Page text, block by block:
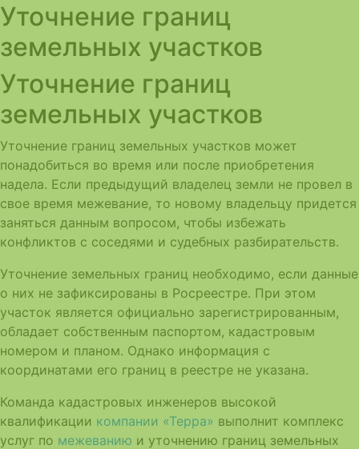
Уточнение границ
земельных участков
Уточнение границ
земельных участков
Уточнение границ земельных участков может
понадобиться во время или после приобретения
надела. Если предыдущий владелец земли не провел в
свое время межевание, то новому владельцу придется
заняться данным вопросом, чтобы избежать
конфликтов с соседями и судебных разбирательств.
Уточнение земельных границ необходимо, если данные
о них не зафиксированы в Росреестре. При этом
участок является официально зарегистрированным,
обладает собственным паспортом, кадастровым
номером и планом. Однако информация с
координатами его границ в реестре не указана.
Команда кадастровых инженеров высокой
квалификации компании «Терра» выполнит комплекс
услуг по межеванию и уточнению границ земельных